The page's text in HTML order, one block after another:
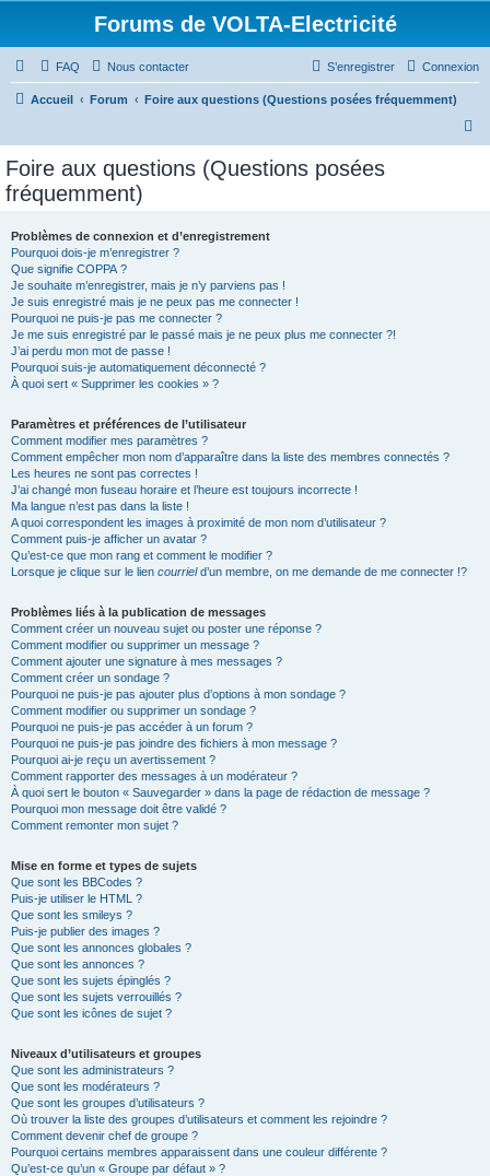
Forums de VOLTA-Electricité
FAQ Nous contacter Connexion
S’enregistrer
Accueil Forum
Foire aux questions (Questions posées fréquemment)
Foire aux questions (Questions posées
fréquemment)
Problèmes de connexion et d’enregistrement
Pourquoi dois-je m’enregistrer ?
Que signifie COPPA ?
Je souhaite m’enregistrer, mais je n’y parviens pas !
Je suis enregistré mais je ne peux pas me connecter !
Pourquoi ne puis-je pas me connecter ?
Je me suis enregistré par le passé mais je ne peux plus me connecter ?!
J’ai perdu mon mot de passe !
Pourquoi suis-je automatiquement déconnecté ?
À quoi sert « Supprimer les cookies » ?
Paramètres et préférences de l’utilisateur
Comment modifier mes paramètres ?
Comment empêcher mon nom d’apparaître dans la liste des membres connectés ?
Les heures ne sont pas correctes !
J’ai changé mon fuseau horaire et l’heure est toujours incorrecte !
Ma langue n’est pas dans la liste !
A quoi correspondent les images à proximité de mon nom d’utilisateur ?
Comment puis-je afficher un avatar ?
Qu’est-ce que mon rang et comment le modifier ?
Lorsque je clique sur le lien courrield’un membre, on me demande de me connecter !?
Problèmes liés à la publication de messages
Comment créer un nouveau sujet ou poster une réponse ?
Comment modifier ou supprimer un message ?
Comment ajouter une signature à mes messages ?
Comment créer un sondage ?
Pourquoi ne puis-je pas ajouter plus d’options à mon sondage ?
Comment modifier ou supprimer un sondage ?
Pourquoi ne puis-je pas accéder à un forum ?
Pourquoi ne puis-je pas joindre des fichiers à mon message ?
Pourquoi ai-je reçu un avertissement ?
Comment rapporter des messages à un modérateur ?
À quoi sert le bouton « Sauvegarder » dans la page de rédaction de message ?
Pourquoi mon message doit être validé ?
Comment remonter mon sujet ?
Mise en forme et types de sujets
Que sont les BBCodes ?
Puis-je utiliser le HTML ?
Que sont les smileys ?
Puis-je publier des images ?
Que sont les annonces globales ?
Que sont les annonces ?
Que sont les sujets épinglés ?
Que sont les sujets verrouillés ?
Que sont les icônes de sujet ?
Niveaux d’utilisateurs et groupes
Que sont les administrateurs ?
Que sont les modérateurs ?
Que sont les groupes d’utilisateurs ?
Où trouver la liste des groupes d’utilisateurs et comment les rejoindre ?
Comment devenir chef de groupe ?
Pourquoi certains membres apparaissent dans une couleur différente ?
Qu’est-ce qu’un « Groupe par défaut » ?